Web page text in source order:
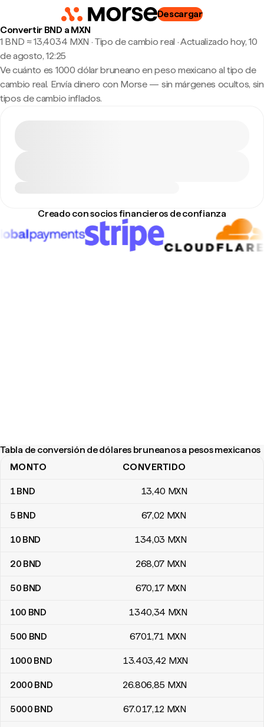
Descargar
Convertir BND a MXN
1 BND ≈ 13,4034 MXN · Tipo de cambio real ·Actualizado hoy, 10
de agosto, 12:25
Ve cuánto es 1000 dólar bruneano en peso mexicano al tipo de
cambio real. Envía dinero con Morse — sin márgenes ocultos, sin
tipos de cambio inflados.
Creado con socios financieros de confianza
Tabla de conversión de dólares bruneanos a pesos mexicanos
Tabla de conversión de dólares bruneanos a pesos mexicanos
MONTO CONVERTIDO
1BND 13,40 MXN
5 BND 67,02 MXN
10 BND 134,03 MXN
20 BND 268,07 MXN
50 BND 670,17 MXN
100 BND 1340,34 MXN
500 BND 6701,71 MXN
1000 BND 13.403,42 MXN
2000 BND 26.806,85 MXN
5000 BND 67.017,12 MXN